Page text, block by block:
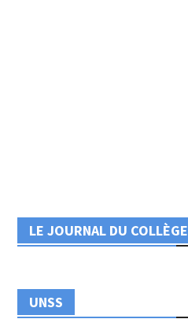
LE JOURNAL DU COLLÈGE
UNSS